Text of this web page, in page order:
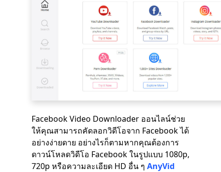
Facebook Video Downloader ออนไลน์ช่วย
ให้คุณสามารถคัดลอกวิดีโอจาก Facebook ได้
อย่างง่ายดาย อย่างไรก็ตามหากคุณต้องการ
ดาวน์โหลดวิดีโอ Facebook ในรูปแบบ 1080p,
720p หรือความละเอียด HD อื่น ๆ AnyVid